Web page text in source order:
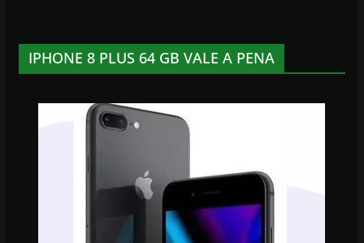
IPHONE 8 PLUS 64 GB VALE A PENA